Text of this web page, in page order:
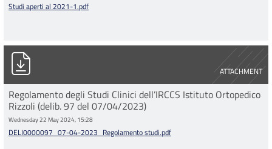
Studi aperti al 2021-1.pdf
ATTACHMENT
DELI0000097_07-04-2023_Regolamento studi.pdf
Regolamento degli Studi Clinici dell’IRCCS Istituto Ortopedico
Rizzoli (delib. 97 del 07/04/2023)
Wednesday 22 May 2024, 15:28
DELI0000097_07-04-2023_Regolamento studi.pdf